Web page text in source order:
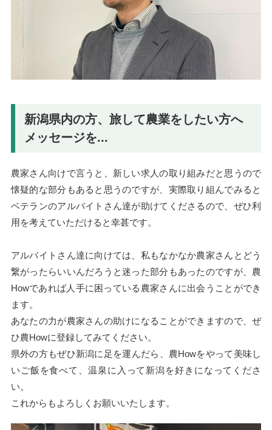
新潟県内の方、旅して農業をしたい方へ
メッセージを...
農家さん向けで言うと、新しい求人の取り組みだと思うので
懐疑的な部分もあると思うのですが、実際取り組んでみると
ベテランのアルバイトさん達が助けてくださるので、ぜひ利
用を考えていただけると幸甚です。
アルバイトさん達に向けては、私もなかなか農家さんとどう
繋がったらいいんだろうと迷った部分もあったのですが、農
Howであれば人手に困っている農家さんに出会うことができ
ます。
あなたの力が農家さんの助けになることができますので、ぜ
ひ農Howに登録してみてください。
県外の方もぜひ新潟に足を運んだら、農Howをやって美味し
いご飯を食べて、温泉に入って新潟を好きになってくださ
い。
これからもよろしくお願いいたします。